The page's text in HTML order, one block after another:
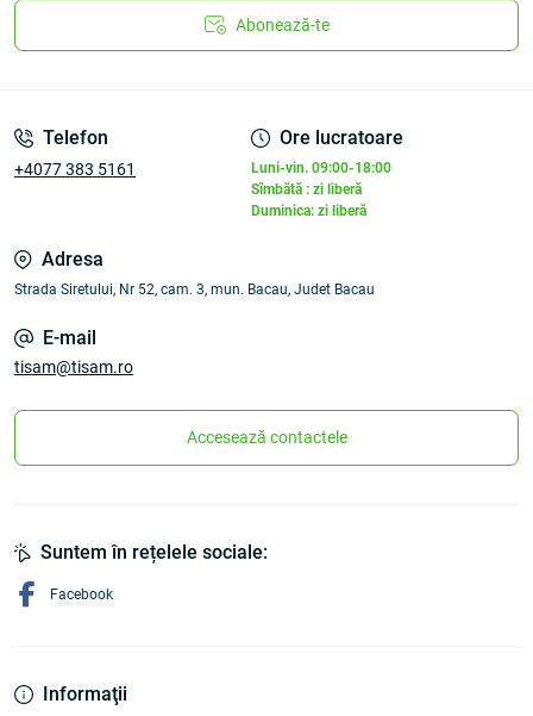
Abonează-te
Telefon
+4077 383 5161
Ore lucratoare
Luni-vin. 09:00-18:00
Sîmbătă : zi liberă
Duminica: zi liberă
Adresa
Strada Siretului, Nr 52, cam. 3, mun. Bacau, Judet Bacau
E-mail
tisam@tisam.ro
Accesează contactele
Informaţii
Suntem în rețelele sociale:
Facebook